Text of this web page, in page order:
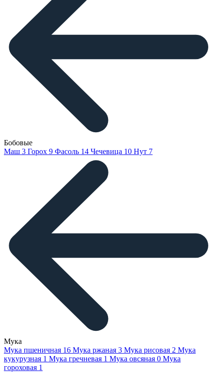
Бобовые
Маш 3 Горох 9 Фасоль 14 Чечевица 10 Нут 7
Мука
Мука пшеничная 16 Мука ржаная 3 Мука рисовая 2 Мука
кукурузная 1 Мука гречневая 1 Мука овсяная 0 Мука
гороховая 1